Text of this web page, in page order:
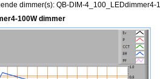
dimmer(s): QB-DIM-4_100_LEDdimmer4-
100W dimmer